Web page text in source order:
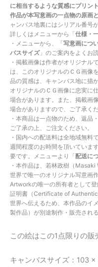
に相当するような質感にプリン
作品が本写意画の一点物の原画
ャンバス地裏にはシリアル番号
詳しくはメニューから「仕様・
・メニューから、「写意画につ
バスサイズ」のご案内をよくお
・掲載画像は作者がオリジナル
は、このオリジナルのＣＧ画像
品の質感は、キャンバス地に描
オリジナルのＣＧ画像に忠実に
場合があります。また、掲載画
場合がありますので、ご了承くだ
・本商品は一点物のため、返品
ご了承の上、ご注文ください。
・国内への配送料は全地域無料
週間程度のお時間を頂いていま
要です。メニューより「配送に
・本作品は、若林政樹（
世界で唯一のオリジナル写意画
Artworkの唯一の所有者として
証明書（Certificate of
世界へ伝えるため、本作品のイ
製作品）が別途制作・販売され
この絵はこの1点限りの販
キャンバスサイズ：103